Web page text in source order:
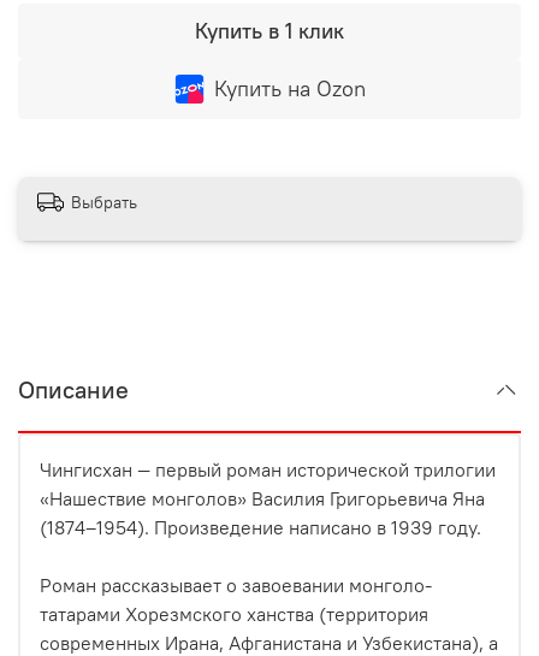
Купить в 1 клик
Купить на Ozon
Выбрать
Описание
Чингисхан — первый роман исторической трилогии
«Нашествие монголов» Василия Григорьевича Яна
(1874–1954). Произведение написано в 1939 году.
Роман рассказывает о завоевании монголо-
татарами Хорезмского ханства (территория
современных Ирана, Афганистана и Узбекистана), а